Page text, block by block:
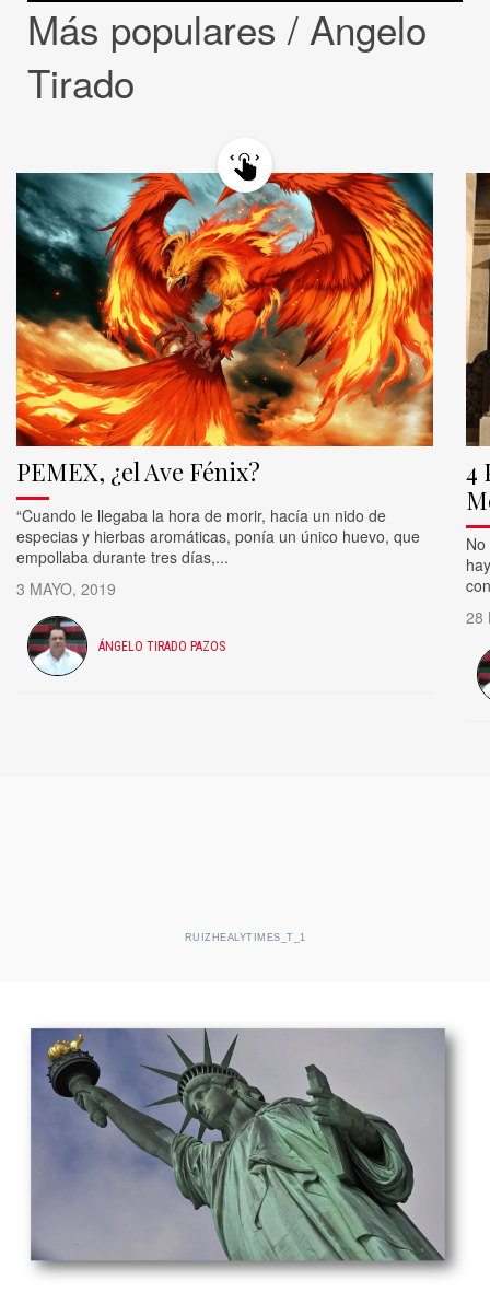
Más populares / Angelo
Tirado
PEMEX, ¿el Ave Fénix?
“Cuando le llegaba la hora de morir, hacía un nido de
especias y hierbas aromáticas, ponía un único huevo, que
empollaba durante tres días,...
3 MAYO, 2019
ÁNGELO TIRADO PAZOS
4
28
RUIZHEALYTIMES_T_1